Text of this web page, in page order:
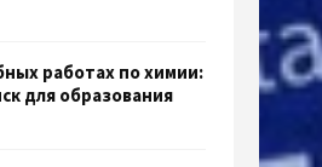
работах по химии:
для образования